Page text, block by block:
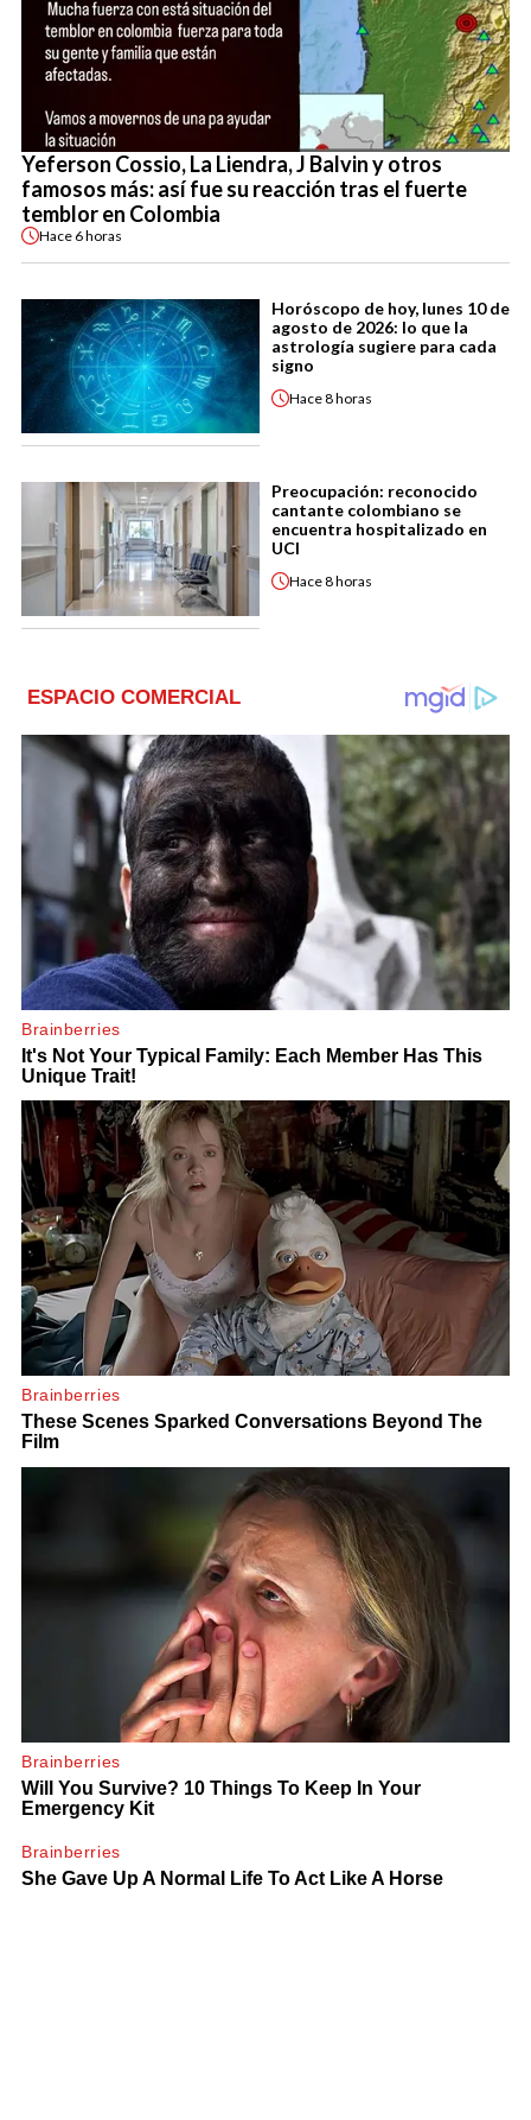
Yeferson Cossio, La Liendra, J Balvin y otros
famosos más: así fue su reacción tras el fuerte
temblor en Colombia
Hace 6 horas
Horóscopo de hoy, lunes 10 de
agosto de 2026: lo que la
astrología sugiere para cada
signo
Hace8 horas
Preocupación: reconocido
cantante colombiano se
encuentra hospitalizado en
UCI
Hace8 horas